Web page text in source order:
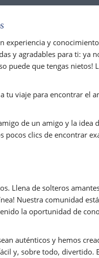
experiencia y
y agradables para ti: ya
puede que tengas nietos!
tu viaje para encontrar el
de un amigo y la idea
pocos clics de encontrar
Llena de solteros
Nuestra comunidad
la oportunidad de
auténticos y hemos
y, sobre todo, divertido.